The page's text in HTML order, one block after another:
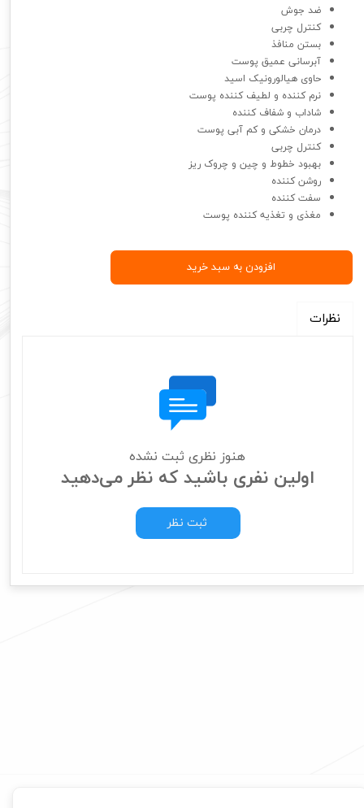
ضد جوش
کنترل چربی
بستن منافذ
آبرسانی عمیق پوست
حاوی هیالورونیک اسید
نرم کننده و لطیف کننده پوست
شاداب و شفاف کننده
درمان خشکی و کم آبی پوست
کنترل چربی
بهبود خطوط و چین و چروک ریز
روشن کننده
سفت کننده
مغذی و تغذیه کننده پوست
افزودن به سبد خرید
نظرات
هنوز نظری ثبت نشده
اولین نفری باشید که نظر می‌دهید
ثبت نظر